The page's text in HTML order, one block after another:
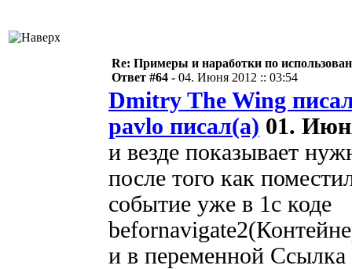
Re: Примеры и наработки по
Ответ #64 - 04. Июня 2012 :: 03:54
Dmitry The Wing
pavlo писал(а) 01.
и везде показывает
после того как
событие уже в 1с коде
и в переменной Ссылка